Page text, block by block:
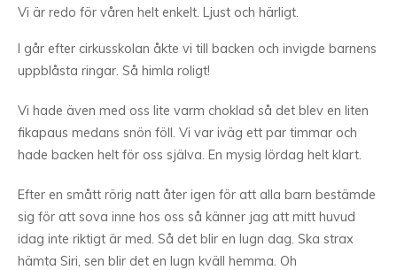
Vi är redo för våren helt enkelt. Ljust och härligt.
I går efter cirkusskolan åkte vi till backen och invigde barnens
uppblåsta ringar. Så himla roligt!
Vi hade även med oss lite varm choklad så det blev en liten
fikapaus medans snön föll. Vi var iväg ett par timmar och
hade backen helt för oss själva. En mysig lördag helt klart.
Efter en smått rörig natt åter igen för att alla barn bestämde
sig för att sova inne hos oss så känner jag att mitt huvud
idag inte riktigt är med. Så det blir en lugn dag. Ska strax
hämta Siri, sen blir det en lugn kväll hemma. Oh